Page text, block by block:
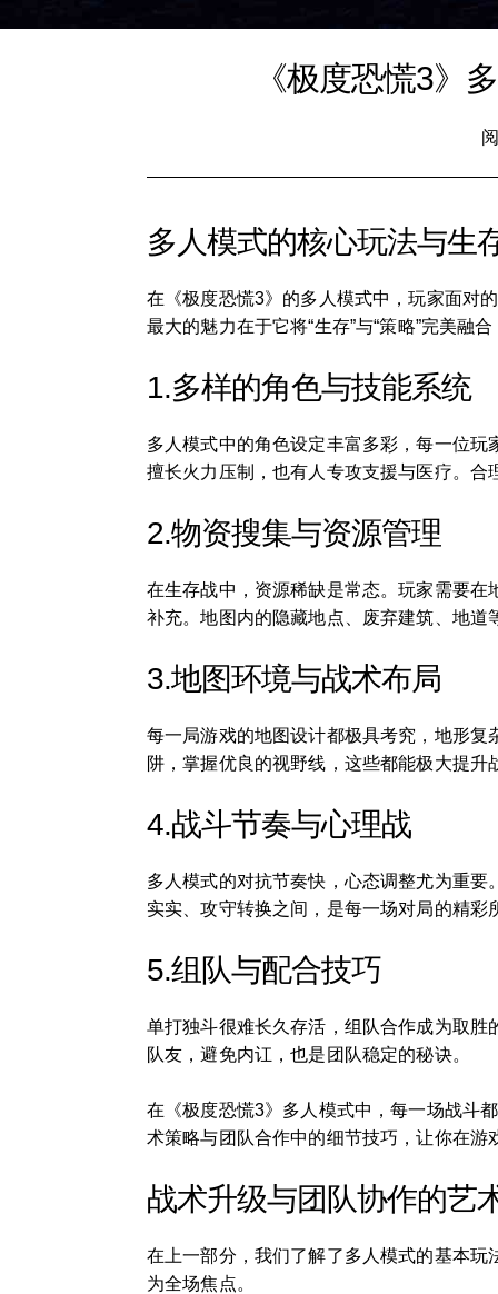
《极度恐慌3》
多人模式的核心玩法与生
在《极度恐慌3》的多人模式中，玩家面对
最大的魅力在于它将“生存”与“策略”完美融
1.多样的角色与技能系统
多人模式中的角色设定丰富多彩，每一位
擅长火力压制，也有人专攻支援与医疗。合
2.物资搜集与资源管理
在生存战中，资源稀缺是常态。玩家需要
补充。地图内的隐藏地点、废弃建筑、地道
3.地图环境与战术布局
每一局游戏的地图设计都极具考究，地形
阱，掌握优良的视野线，这些都能极大提升
4.战斗节奏与心理战
多人模式的对抗节奏快，心态调整尤为重
实实、攻守转换之间，是每一场对局的精彩
5.组队与配合技巧
单打独斗很难长久存活，组队合作成为取
队友，避免内讧，也是团队稳定的秘诀。
在《极度恐慌3》多人模式中，每一场战斗
术策略与团队合作中的细节技巧，让你在游
战术升级与团队协作的艺
在上一部分，我们了解了多人模式的基本
为全场焦点。